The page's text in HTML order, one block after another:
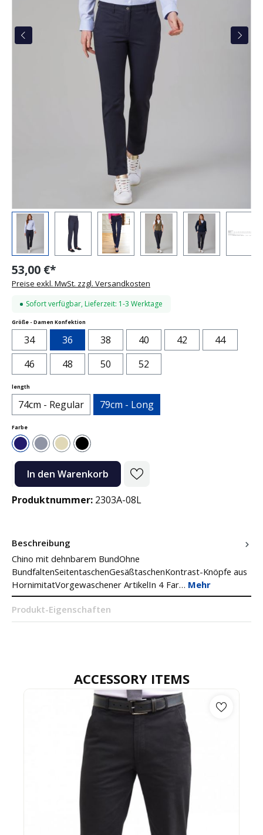
53,00 €*
Preise exkl. MwSt. zzgl. Versandkosten
Sofort verfügbar, Lieferzeit: 1-3 Werktage
Größe - Damen Konfektion
34 36 38 40 42
44
46
48 50 52
length
74cm - Regular 79cm - Long
Farbeauswählen
Dunkelblau
GrauNaturSchwarz
Produkt Anzahl: Gib den gewünschten Wert ein oder benutze die
In den Warenkorb
Produktnummer: 2303A-08L
Beschreibung
Chino mit dehnbarem BundOhne
BundfaltenSeitentaschenGesäßtaschenKontrast-Knöpfe aus
HornimitatVorgewaschener ArtikelIn 4 Far… Mehr
Produkt-Eigenschaften
ACCESSORY ITEMS